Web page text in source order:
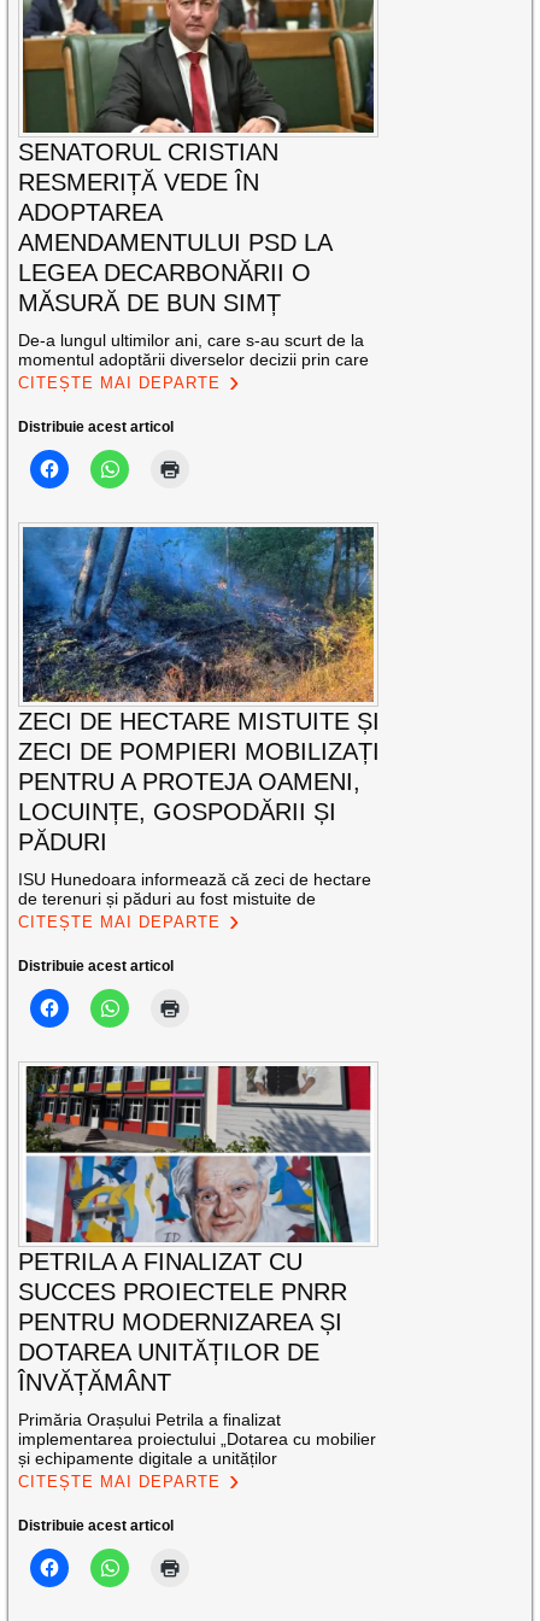
SENATORUL CRISTIAN
RESMERIȚĂ VEDE ÎN
ADOPTAREA
AMENDAMENTULUI PSD LA
LEGEA DECARBONĂRII O
MĂSURĂ DE BUN SIMȚ
De-a lungul ultimilor ani, care s-au scurt de la
momentul adoptării diverselor decizii prin care
CITEȘTE MAI DEPARTE
Distribuie acest articol
ZECI DE HECTARE MISTUITE ȘI
ZECI DE POMPIERI MOBILIZAȚI
PENTRU A PROTEJA OAMENI,
LOCUINȚE, GOSPODĂRII ȘI
PĂDURI
ISU Hunedoara informează că zeci de hectare
de terenuri și păduri au fost mistuite de
CITEȘTE MAI DEPARTE
Distribuie acest articol
PETRILA A FINALIZAT CU
SUCCES PROIECTELE PNRR
PENTRU MODERNIZAREA ȘI
DOTAREA UNITĂȚILOR DE
ÎNVĂȚĂMÂNT
Primăria Orașului Petrila a finalizat
implementarea proiectului „Dotarea cu mobilier
și echipamente digitale a unităților
CITEȘTE MAI DEPARTE
Distribuie acest articol